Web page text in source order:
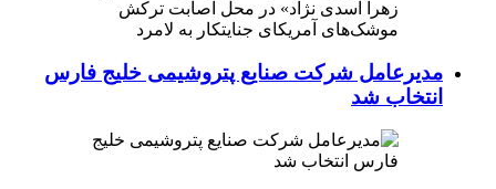
مدیرعامل شرکت صنایع پتروشیمی خلیج فارس
انتخاب شد